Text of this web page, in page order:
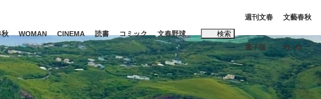
ビジネス インタビュー 読書
秋 WOMAN CINEMA 読書 コミック 文春野球 検索
ード入力
週刊文春
電子版
文藝春秋
PLUS